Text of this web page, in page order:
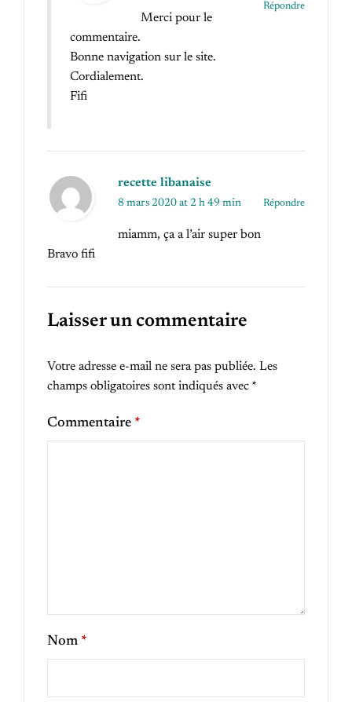
Répondre
Merci pour le
commentaire.
Bonne navigation sur le site.
Cordialement.
Fifi
recette libanaise
8 mars 2020 at 2 h 49 min Répondre
miamm, ça a l’air super bon
Bravo fifi
Laisser un commentaire
Votre adresse e-mail ne sera pas publiée. Les
champs obligatoires sont indiqués avec *
Commentaire *
Nom *